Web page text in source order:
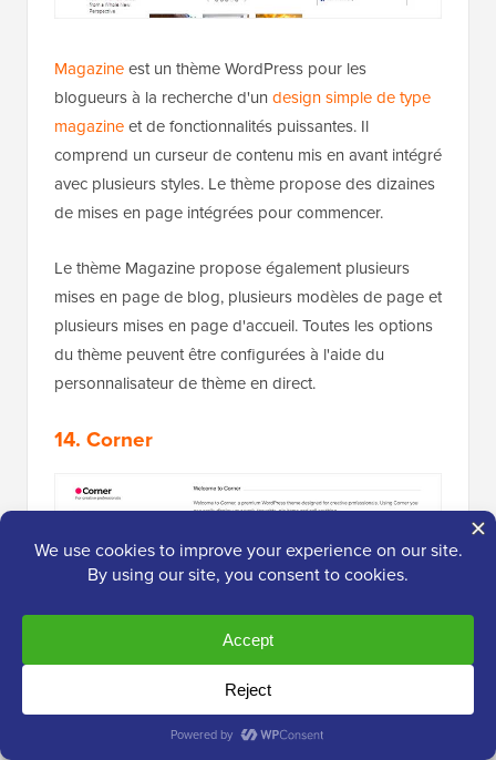
Magazineest un thème WordPress pour les
blogueurs à la recherche d'un design simple de type
magazineet de fonctionnalités puissantes. Il
comprend un curseur de contenu mis en avant intégré
avec plusieurs styles. Le thème propose des dizaines
de mises en page intégrées pour commencer.
Le thème Magazine propose également plusieurs
mises en page de blog, plusieurs modèles de page et
plusieurs mises en page d'accueil. Toutes les options
du thème peuvent être configurées à l'aide du
personnalisateur de thème en direct.
14. Corner
est un thème WordPress simple pour les sites